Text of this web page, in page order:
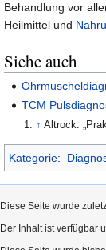
Behandlung vor
Heilmittel und
Siehe auch
TCM
↑ Altrock:
Kategorie:
Diese Seite wurde
Der Inhalt ist verfügbar